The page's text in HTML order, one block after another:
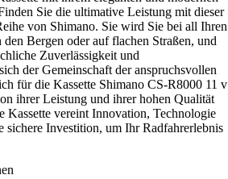
Sie die ultimative Leistung mit dieser
von Shimano. Sie wird Sie bei all Ihren
den Bergen oder auf flachen Straßen, und
Zuverlässigkeit und
der Gemeinschaft der anspruchsvollen
für die Kassette Shimano CS-R8000 11 v
ihrer Leistung und ihrer hohen Qualität
Kassette vereint Innovation, Technologie
sichere Investition, um Ihr Radfahrerlebnis